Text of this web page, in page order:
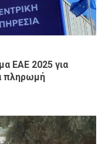
ΕΑΕ 2025 για
πληρωμή